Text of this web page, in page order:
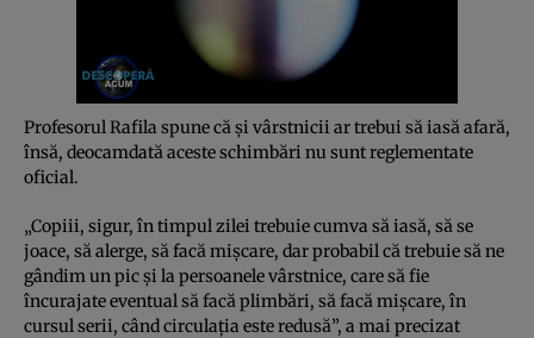
Profesorul Rafila spune că şi vârstnicii ar trebui să iasă afară,
însă, deocamdată aceste schimbări nu sunt reglementate
oficial.
„Copiii, sigur, în timpul zilei trebuie cumva să iasă, să se
joace, să alerge, să facă mişcare, dar probabil că trebuie să ne
gândim un pic şi la persoanele vârstnice, care să fie
încurajate eventual să facă plimbări, să facă mişcare, în
cursul serii, când circulaţia este redusă”, a mai precizat